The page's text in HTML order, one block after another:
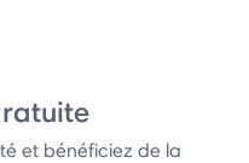
et bénéficiez de la